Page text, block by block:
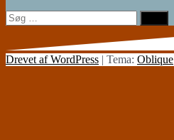
Søg
efter:
Drevet af WordPress | Tema: Oblique